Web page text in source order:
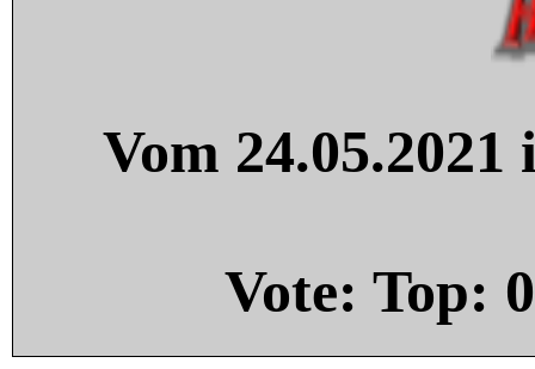
Vom
Vote: Top: 0